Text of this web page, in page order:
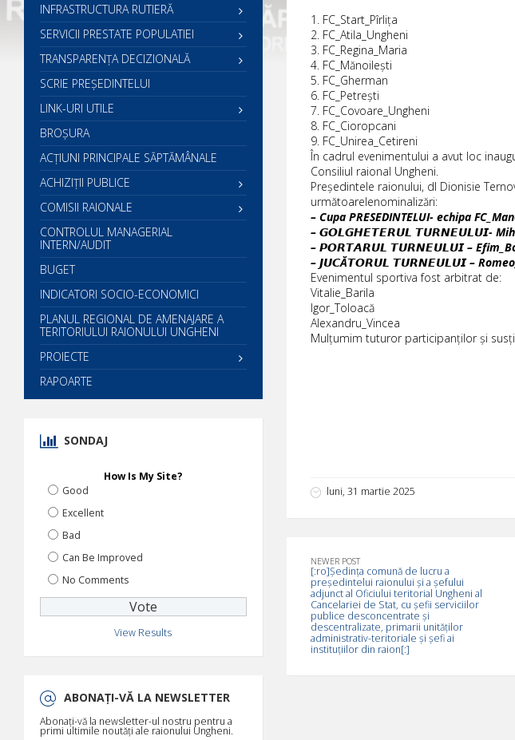
1. FC_Start_Pîrlița
2. FC_Atila_Ungheni
3. FC_Regina_Maria
4. FC_Mănoilești
5. FC_Gherman
6. FC_Petrești
7. FC_Covoare_Ungheni
8. FC_Cioropcani
9. FC_Unirea_Cetireni
În cadrul evenimentului a avut loc
Consiliul raional Ungheni.
Președintele raionului, dl Dionisie
următoarelenominalizări:
– Cupa PRESEDINTELUI- echipa
– 𝙂𝙊𝙇𝙂𝙃𝙀𝙏𝙀𝙍𝙐𝙇 𝙏𝙐𝙍𝙉𝙀𝙐𝙇𝙐𝙄-
– 𝙋𝙊𝙍𝙏𝘼𝙍𝙐𝙇 𝙏𝙐𝙍𝙉𝙀𝙐𝙇𝙐𝙄 –
– 𝙅𝙐𝘾Ă𝙏𝙊𝙍𝙐𝙇 𝙏𝙐𝙍𝙉𝙀𝙐𝙇𝙐𝙄 –
Evenimentul sportiva fost arbitrat de:
Vitalie_Barila
Igor_Toloacă
Alexandru_Vincea
Mulțumim tuturor participanților și
luni, 31 martie 2025
NEWER POST
[:ro]Ședința comună de lucru a
președintelui raionului și a șefului
adjunct al Oficiului teritorial Ungheni al
Cancelariei de Stat, cu șefii serviciilor
publice desconcentrate și
descentralizate, primarii unităților
administrativ-teritoriale și șefi ai
instituțiilor din raion[:]
INFRASTRUCTURA RUTIERĂ
SERVICII PRESTATE POPULATIEI
TRANSPARENȚA DECIZIONALĂ
SCRIE PREŞEDINTELUI
LINK-URI UTILE
BROȘURA
ACŢIUNI PRINCIPALE SĂPTĂMÂNALE
ACHIZIȚII PUBLICE
COMISII RAIONALE
CONTROLUL MANAGERIAL
INTERN/AUDIT
BUGET
INDICATORI SOCIO-ECONOMICI
PLANUL REGIONAL DE AMENAJARE A
TERITORIULUI RAIONULUI UNGHENI
PROIECTE
RAPOARTE
SONDAJ
How Is My Site?
Good
Excellent
Bad
Can Be Improved
No Comments
View Results
ABONAȚI-VĂ LA NEWSLETTER
Abonați-vă la newsletter-ul nostru pentru a
primi ultimile noutăți ale raionului Ungheni.